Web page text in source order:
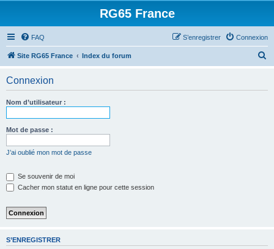
RG65 France
FAQ Connexion
S’enregistrer
Site RG65 France Index du forum
Connexion
Nom d’utilisateur :
Mot de passe :
J’ai oublié mon mot de passe
Se souvenir de moi
Cacher mon statut en ligne pour cette session
S’ENREGISTRER